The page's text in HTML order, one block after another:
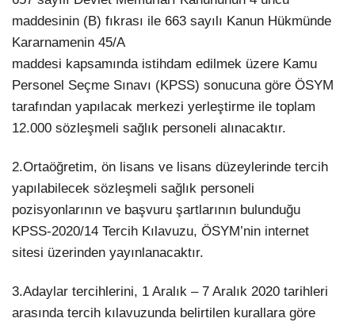
maddesinin (B) fıkrası ile 663 sayılı Kanun Hükmünde
Kararnamenin 45/A
maddesi kapsamında istihdam edilmek üzere Kamu
Personel Seçme Sınavı (KPSS) sonucuna göre ÖSYM
tarafından yapılacak merkezi yerleştirme ile toplam
12.000 sözleşmeli sağlık personeli alınacaktır.
2.Ortaöğretim, ön lisans ve lisans düzeylerinde tercih
yapılabilecek sözleşmeli sağlık personeli
pozisyonlarının ve başvuru şartlarının bulunduğu
KPSS-2020/14 Tercih Kılavuzu, ÖSYM’nin internet
sitesi üzerinden yayınlanacaktır.
3.Adaylar tercihlerini, 1 Aralık – 7 Aralık 2020 tarihleri
arasında tercih kılavuzunda belirtilen kurallara göre